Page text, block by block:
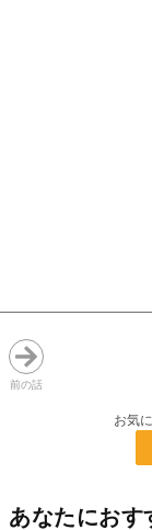
前の話
お気
あなたにおす